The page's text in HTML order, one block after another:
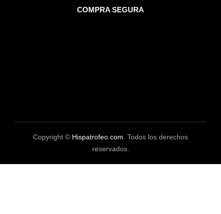
COMPRA SEGURA
Copyright © Hispatrofeo.com. Todos los derechos
reservados.